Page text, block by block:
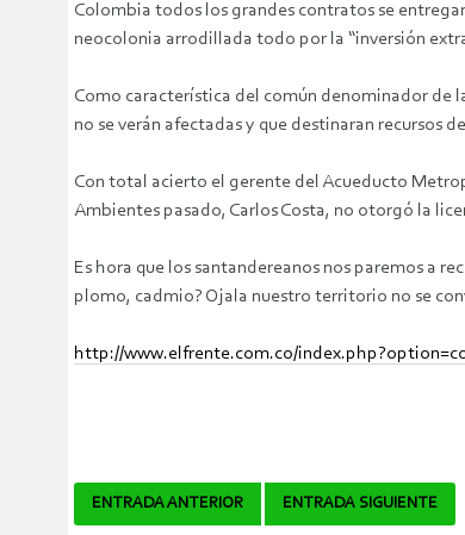
Colombia todos los grandes contratos se
neocolonia arrodillada todo por la “inversión
Como característica del común denominador de
no se verán afectadas y que destinaran recursos
Con total acierto el gerente del Acueducto
Ambientes pasado, Carlos Costa, no otorgó la
Es hora que los santandereanos nos paremos a
plomo, cadmio? Ojala nuestro territorio no se
http://www.elfrente.com.co/
Navegador
ENTRADA ANTERIOR ENTRADA SIGUIENTE